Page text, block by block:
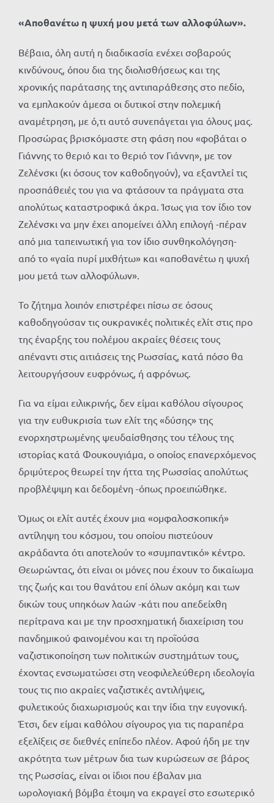
«Αποθανέτω η ψυχή μου μετά των αλλοφύλων».
Βέβαια, όλη αυτή η διαδικασία ενέχει σοβαρούς
κινδύνους, όπου δια της διολισθήσεως και της
χρονικής παράτασης της αντιπαράθεσης στο πεδίο,
να εμπλακούν άμεσα οι δυτικοί στην πολεμική
αναμέτρηση, με ό,τι αυτό συνεπάγεται για όλους μας.
Προσώρας βρισκόμαστε στη φάση που «φοβάται ο
Γιάννης το θεριό και το θεριό τον Γιάννη», με τον
Ζελένσκι (κι όσους τον καθοδηγούν), να εξαντλεί τις
προσπάθειές του για να φτάσουν τα πράγματα στα
απολύτως καταστροφικά άκρα. Ίσως για τον ίδιο τον
Ζελένσκι να μην έχει απομείνει άλλη επιλογή -πέραν
από μια ταπεινωτική για τον ίδιο συνθηκολόγηση-
από το «γαία πυρί μιχθήτω» και «αποθανέτω η ψυχή
μου μετά των αλλοφύλων».
Το ζήτημα λοιπόν επιστρέφει πίσω σε όσους
καθοδηγούσαν τις ουκρανικές πολιτικές ελίτ στις προ
της έναρξης του πολέμου ακραίες θέσεις τους
απέναντι στις αιτιάσεις της Ρωσσίας, κατά πόσο θα
λειτουργήσουν ευφρόνως, ή αφρόνως.
Για να είμαι ειλικρινής, δεν είμαι καθόλου σίγουρος
για την ευθυκρισία των ελίτ της «δύσης» της
ενορχηστρωμένης ψευδαίσθησης του τέλους της
ιστορίας κατά Φουκουγιάμα, ο οποίος επανερχόμενος
δριμύτερος θεωρεί την ήττα της Ρωσσίας απολύτως
προβλέψιμη και δεδομένη -όπως προειπώθηκε.
Όμως οι ελίτ αυτές έχουν μια «ομφαλοσκοπική»
αντίληψη του κόσμου, του οποίου πιστεύουν
ακράδαντα ότι αποτελούν το «συμπαντικό» κέντρο.
Θεωρώντας, ότι είναι οι μόνες που έχουν το δικαίωμα
της ζωής και του θανάτου επί όλων ακόμη και των
δικών τους υπηκόων λαών -κάτι που απεδείχθη
περίτρανα και με την προσχηματική διαχείριση του
πανδημικού φαινομένου και τη προϊούσα
ναζιστικοποίηση των πολιτικών συστημάτων τους,
έχοντας ενσωματώσει στη νεοφιλελεύθερη ιδεολογία
τους τις πιο ακραίες ναζιστικές αντιλήψεις,
φυλετικούς διαχωρισμούς και την ίδια την ευγονική.
Έτσι, δεν είμαι καθόλου σίγουρος για τις παραπέρα
εξελίξεις σε διεθνές επίπεδο πλέον. Αφού ήδη με την
ακρότητα των μέτρων δια των κυρώσεων σε βάρος
της Ρωσσίας, είναι οι ίδιοι που έβαλαν μια
ωρολογιακή βόμβα έτοιμη να εκραγεί στο εσωτερικό